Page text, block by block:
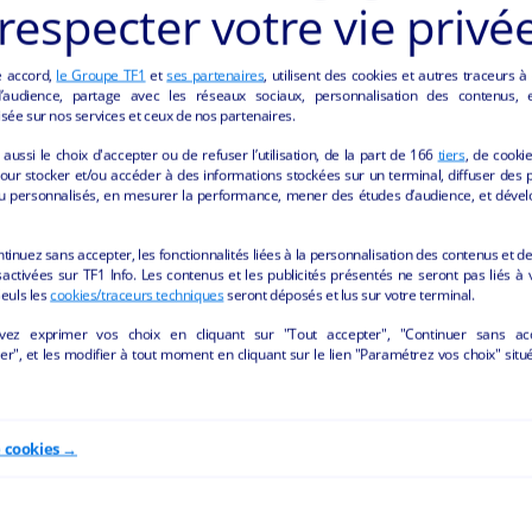
"AUTRES" DE LA REGION
respecter votre vie
accord, le Groupe TF1 etses partenaires, utilisent des cookies et autres traceurs à
partage avec les réseaux sociaux, personnalisation des contenus,
sur nos services et ceux de nos partenaires.
aussi le choix d'accepter ou de refuser l’utilisation, de la part de 166 tiers, de
stocker et/ou accéder à des informations stockées sur un terminal, diffuser des
personnalisés, en mesurer la performance, mener des études d’audience, et
sans accepter, les fonctionnalités liées à la personnalisation des contenus et
sur TF1 Info. Les contenus et les publicités présentés ne seront pas liés à
lescookies/traceurs techniquesseront déposés et lus sur votre terminal.
exprimer vos choix en cliquant sur "Tout accepter", "Continuer sans
et les modifier à tout moment en cliquant sur le lien "Paramétrez vos choix"
cookies →